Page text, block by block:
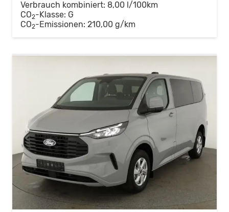
Verbrauch kombiniert: 8,00 l/100km
CO2-Klasse: G
CO2-Emissionen: 210,00 g/km